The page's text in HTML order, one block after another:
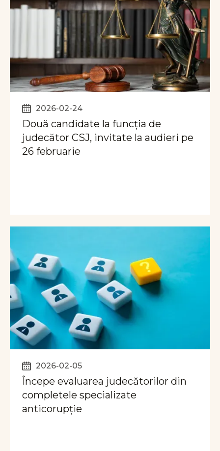
2026-02-24
Două candidate la funcția de
judecător CSJ, invitate la audieri pe
26 februarie
2026-02-05
Începe evaluarea judecătorilor din
completele specializate
anticorupție